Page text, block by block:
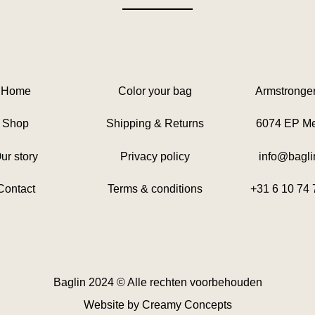
Home
Shop
story
Color your bag
Shipping & Returns
Privacy policy
Terms & conditions
6074 EP
+31 6 10 74
Baglin 2024 © Alle rechten voorbehouden
Website by Creamy Concepts